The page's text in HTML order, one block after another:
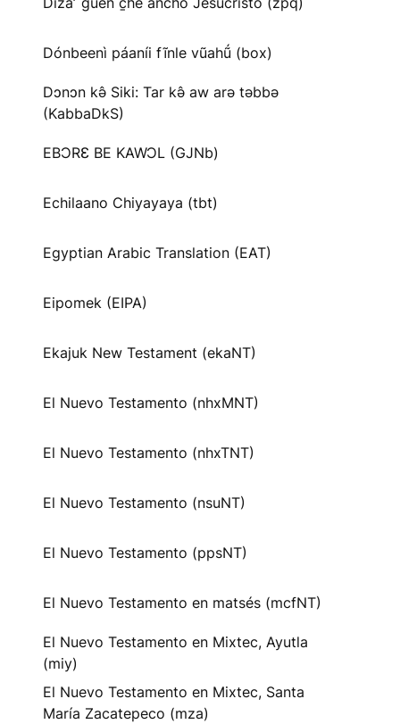
Dónbeenì páaníi fĩnle vũahṹ (box)
Dɔnɔn kə̂ Siki: Tar kə̂ aw arə təbbə
(KabbaDkS)
EBƆRƐ BE KAWƆL (GJNb)
Echilaano Chiyayaya (tbt)
Egyptian Arabic Translation (EAT)
Eipomek (EIPA)
Ekajuk New Testament (ekaNT)
El Nuevo Testamento (nhxMNT)
El Nuevo Testamento (nhxTNT)
El Nuevo Testamento (nsuNT)
El Nuevo Testamento (ppsNT)
El Nuevo Testamento en matsés (mcfNT)
El Nuevo Testamento en Mixtec, Ayutla
(miy)
El Nuevo Testamento en Mixtec, Santa
María Zacatepeco (mza)